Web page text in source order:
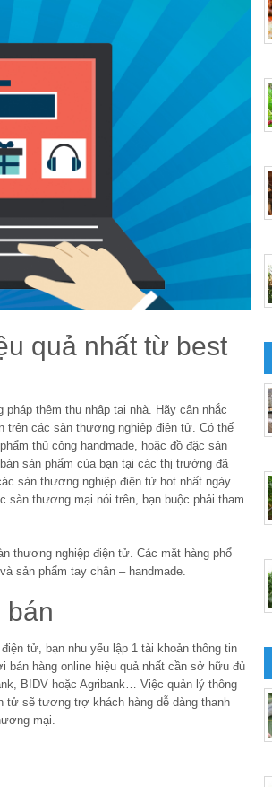
quả nhất từ best
thêm thu nhập tại nhà. Hãy cân nhắc
trên các sàn thương nghiệp điện tử. Có thế
thủ công handmade, hoặc đồ đặc sản
sản phẩm của bạn tại các thị trường đã
sàn thương nghiệp điện tử hot nhất ngày
sàn thương mại nói trên, bạn buộc phải tham
thương nghiệp điện tử. Các mặt hàng phổ
sản phẩm tay chân – handmade.
bán
tử, bạn nhu yếu lập 1 tài khoản thông tin
bán hàng online hiệu quả nhất cần sở hữu đủ
BIDV hoặc Agribank… Việc quản lý thông
tử sẽ tương trợ khách hàng dễ dàng thanh
mại.